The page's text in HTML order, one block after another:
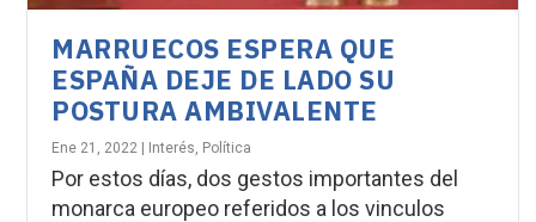
MARRUECOS ESPERA QUE
ESPAÑA DEJE DE LADO SU
POSTURA AMBIVALENTE
Ene 21, 2022 Interés, Política
Por estos días, dos gestos importantes del
monarca europeo referidos a los vinculos